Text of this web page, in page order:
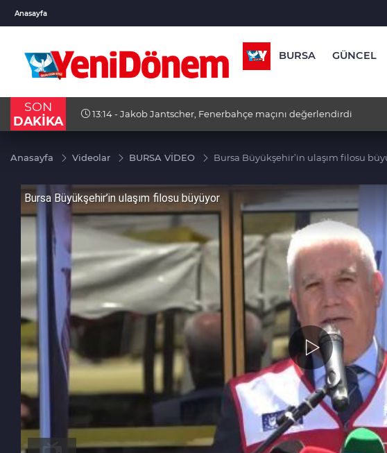
Anasayfa
USD
47,6787
BURSA GÜNCEL
SON
DAKİKA
13:13 - Funda Arar sahnede rüzgar gibi esti
Anasayfa Videolar BURSA VİDEO Bursa Büyükşehir’in ulaşım filosu